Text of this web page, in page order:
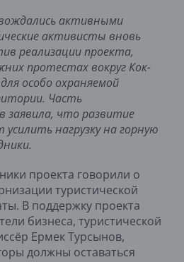
активными
активисты вновь
реализации проекта,
протестах вокруг Кок-
особо охраняемой
Часть
заявила, что развитие
нагрузку на горную
проекта говорили о
туристической
В поддержку проекта
бизнеса, туристической
Ермек Турсынов,
должны оставаться